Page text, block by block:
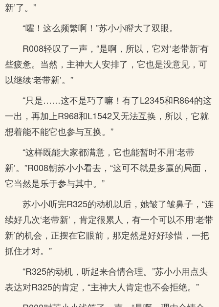
新’了。”
“嚯！这么频繁啊！”苏小小瞪大了双眼。
R008轻叹了一声，“是啊，所以，它对‘老带新’有
些疲惫。当然，主神大人安排了，它也是没意见，可
以继续‘老带新’。”
“只是……这不是巧了嘛！有了L2345和R864的这
一出，再加上R968和L1542又无法互换，所以，它就
想着能不能它也参与互换。”
“这样既能大家都满意，它也能暂时不用‘老带
新’。”R008朝苏小小看去，“这可不就是多赢的局面，
它当然是乐于参与其中。”
苏小小听完R325的动机以后，她皱了皱鼻子，“连
续好几次‘老带新’，肯定很累人，有一个可以不用‘老带
新’的机会，正摆在它眼前，那定然是好好珍惜，一把
抓住才对。”
“R325的动机，听起来合情合理。”苏小小用点头
表达对R325的肯定，“主神大人肯定也不会拒绝。”